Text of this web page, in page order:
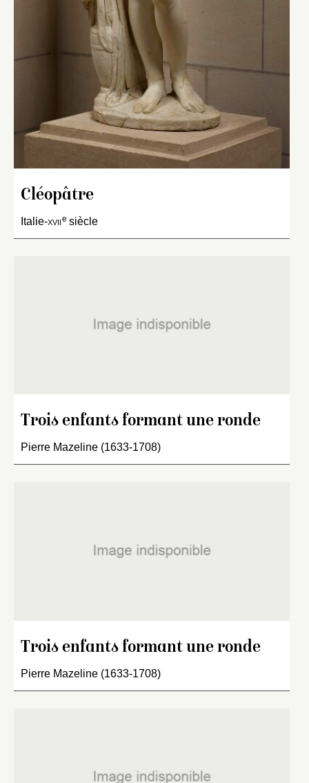
Cléopâtre
Italie-xviie siècle
Trois enfants formant une ronde
Pierre Mazeline (1633-1708)
Trois enfants formant une ronde
Pierre Mazeline (1633-1708)